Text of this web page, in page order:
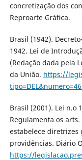
concretização dos
Reproarte Gráfica.
Brasil (1942).
1942. Lei de
(Redação dada pela
da União. https://
Brasil (2001). Lei n.o
Regulamenta os
estabelece diretrizes
providências. Diário
https://